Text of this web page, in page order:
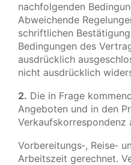
nachfolgenden
Abweichende
schriftlichen
Bedingungen des
ausdrücklich
nicht ausdrücklich
2. Die in Frage
Angeboten und in den
Verkaufskorrespondenz
Vorbereitungs‑, Reise‑
Arbeitszeit gerechnet.